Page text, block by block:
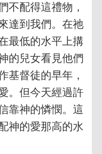
不配得這禮物，
達到我們。在祂
最低的水平上搆
的兒女看見他們
基督徒的早年，
。但今天經過許
靠神的憐憫。這
神的愛那高的水